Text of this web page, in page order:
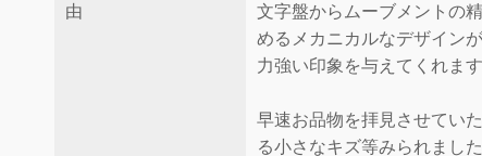
由
文字盤からムーブメントの
めるメカニカルなデザイン
力強い印象を与えてくれます
早速お品物を拝見させてい
る小さなキズ等みられまし